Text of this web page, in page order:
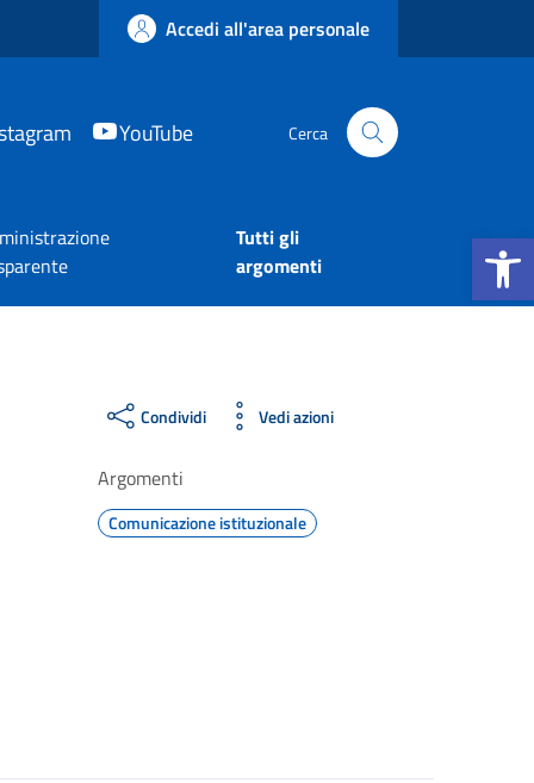
Apri la
Accedi all'area personale
YouTube Cerca
Tutti gli
argomenti
Condividi Vedi azioni
Argomenti
Comunicazione istituzionale